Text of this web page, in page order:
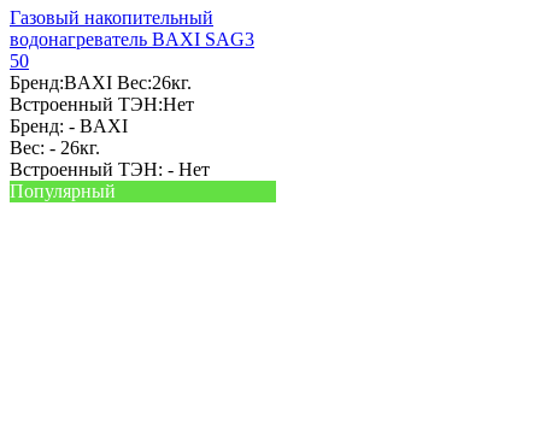
Газовый накопительный
водонагреватель BAXI SAG3
50
Бренд:BAXI Вес:26кг.
Встроенный ТЭН:Нет
Бренд: - BAXI
Вес: - 26кг.
Встроенный ТЭН: - Нет
Популярный